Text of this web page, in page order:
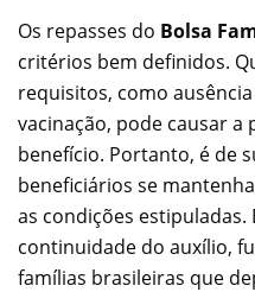
Os repasses do Bolsa
critérios bem definidos.
requisitos, como
vacinação, pode causar
benefício. Portanto, é de
beneficiários se
as condições estipuladas.
continuidade do auxílio,
famílias brasileiras que